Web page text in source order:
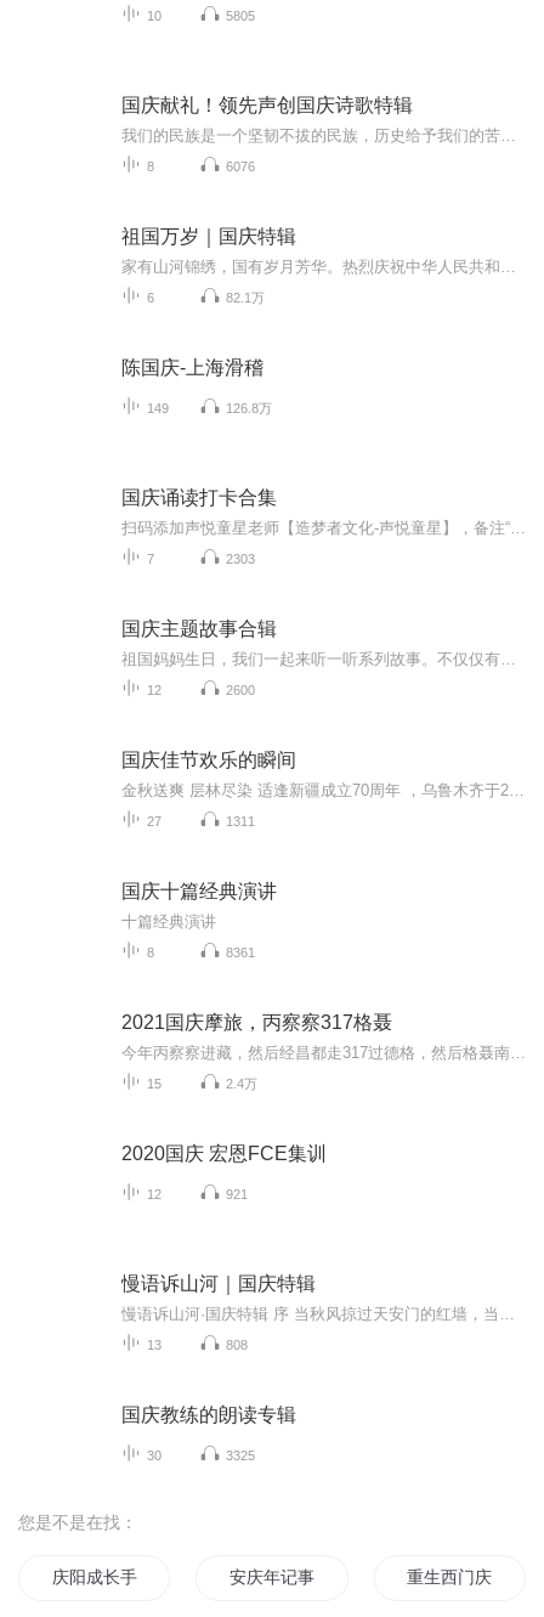
10 5805
国庆献礼！领先声创国庆诗歌特辑
8 6076
祖国万岁｜国庆特辑
6 82.1万
陈国庆-上海滑稽
149 126.8万
国庆诵读打卡合集
7 2303
国庆主题故事合辑
12 2600
国庆佳节欢乐的瞬间
27 1311
国庆十篇经典演讲
十篇经典演讲
8 8361
2021国庆摩旅，丙察察317格聂
15 2.4万
2020国庆 宏恩FCE集训
12 921
慢语诉山河｜国庆特辑
13 808
国庆教练的朗读专辑
30 3325
您是不是在找：
庆阳成长手札 安庆年记事 重生西门庆